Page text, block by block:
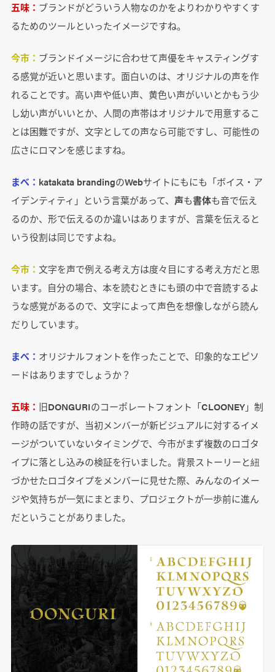
五味： ブランドがどういう人物なのかをよりわかりやすくす
るためのツールといったイメージですね。
今市： ブランドイメージに合わせて声優をキャスティングす
る感覚が近いと思います。面白いのは、オリジナルの声を作
れることです。高い声や低い声、黄色い声がいいとかもう少
し幼い声がいいとか、人間の声帯はオリジナルで用意するこ
とは困難ですが、文字としての声なら可能ですし、可能性の
広さにロマンを感じますね。
まべ： katakata brandingのWebサイトにもにも「ボイス・ア
イデンティティ」という言葉があって、 声も書体も音で伝え
るのか、形で伝えるのか違いはありますが、言葉を伝えると
いう役割は同じですよね。
今市： 文字を声で例える考え方は度々目にする考え方だと思
います。自分の場合、本を読むときにも頭の中で音読するよ
うな感覚があるので、文字によって声色を想像しながら読ん
だりしています。
まべ： オリジナルフォントを作ったことで、印象的なエピソ
ードはありますでしょうか？
五味： 旧DONGURIのコーポレートフォント「CLOONEY」制
作時の話ですが、当初メンバーが新ビジュアルに対するイメ
ージがついていないタイミングで、今市がまず複数のロゴタ
イプに落とし込みの検証を行いました。背景ストーリーと紐
づかせたロゴタイプをメンバーに見せた際、みんなのイメー
ジや気持ちが一気にまとまり、プロジェクトが一歩前に進ん
だということがありました。